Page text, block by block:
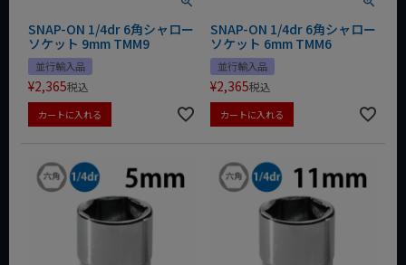
SNAP-ON 1/4dr 6角シャロー
ソケット 9mm TMM9
並行輸入品
¥2,365税込
カートに入れる
SNAP-ON 1/4dr 6角シャロー
ソケット 6mm TMM6
並行輸入品
¥2,365税込
カートに入れる